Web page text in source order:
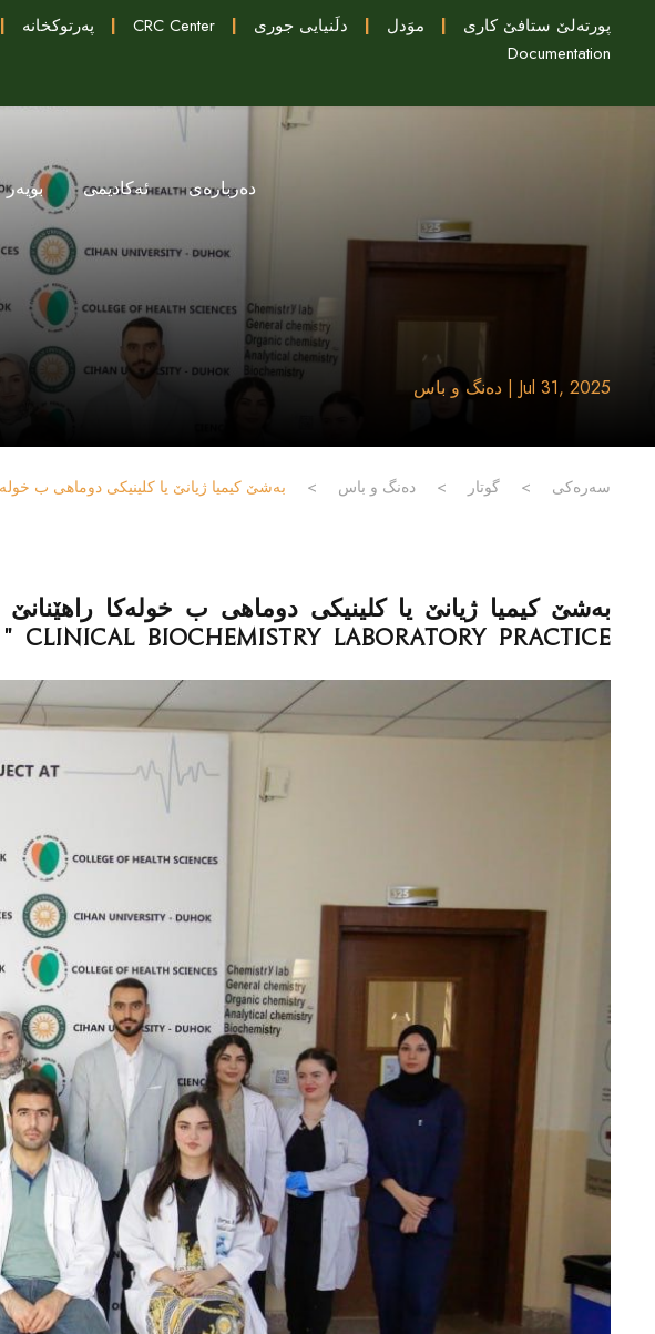
پورتەلێ ستافێ کاری | موَدل | دلَنيايى جورى |
CRC Center
| پەرتوکخانە |
Documentation
دەربارەی ئەکادیمی بویەر
Jul 31, 2025 | دەنگ و باس
سەرەکی > گوتار > دەنگ و باس >
Clinical Biochemistry Laboratory Practice "